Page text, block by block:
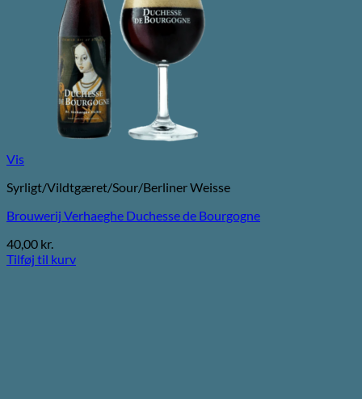
Vis
Syrligt/Vildtgæret/Sour/Berliner Weisse
Brouwerij Verhaeghe Duchesse de Bourgogne
40,00 kr.
Tilføj til kurv